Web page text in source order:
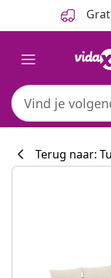
Terug naar: